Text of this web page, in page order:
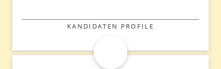
KATEGORIEN
KANDIDATEN PROFILE